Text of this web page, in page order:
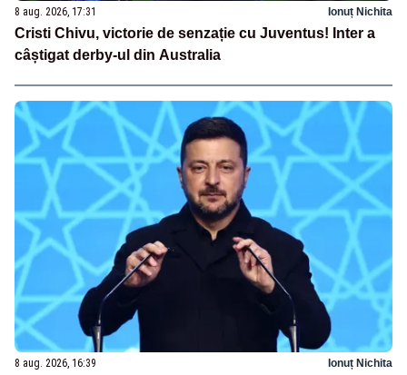
8 aug. 2026, 17:31 Ionuț Nichita
Cristi Chivu, victorie de senzație cu Juventus! Inter a
câștigat derby-ul din Australia
8 aug. 2026, 16:39 Ionuț Nichita